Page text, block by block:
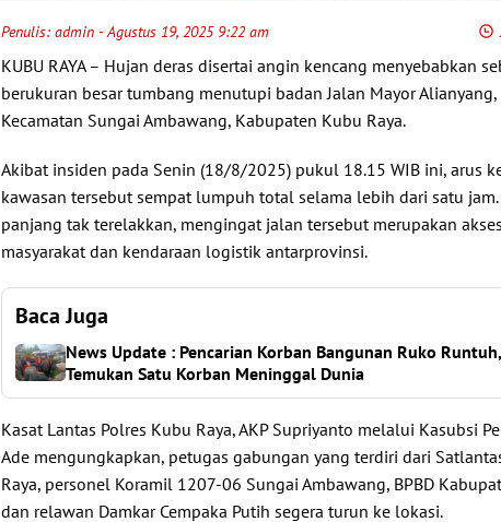
Penulis:admin - Agustus 19, 2025 9:22 am
KUBU RAYA– Hujan deras disertai angin kencang menyebabkan
berukuran besar tumbang menutupi badan Jalan Mayor Alianyang,
Kecamatan Sungai Ambawang, Kabupaten Kubu Raya.
Akibat insiden pada Senin (18/8/2025) pukul 18.15 WIB ini, arus
kawasan tersebut sempat lumpuh total selama lebih dari satu jam.
panjang tak terelakkan, mengingat jalan tersebut merupakan
masyarakat dan kendaraan logistik antarprovinsi.
Baca Juga
News Update : Pencarian Korban Bangunan Ruko
Temukan Satu Korban Meninggal Dunia
Kasat Lantas Polres Kubu Raya, AKP Supriyanto melalui Kasubsi
Ade mengungkapkan, petugas gabungan yang terdiri dari
Raya, personel Koramil 1207-06 Sungai Ambawang, BPBD
dan relawan Damkar Cempaka Putih segera turun ke lokasi.